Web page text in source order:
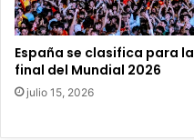
o
España se clasifica para la
final del Mundial 2026
julio 15, 2026